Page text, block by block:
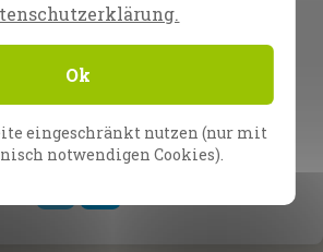
Ok
eingeschränkt nutzen (nur mit
notwendigen Cookies).